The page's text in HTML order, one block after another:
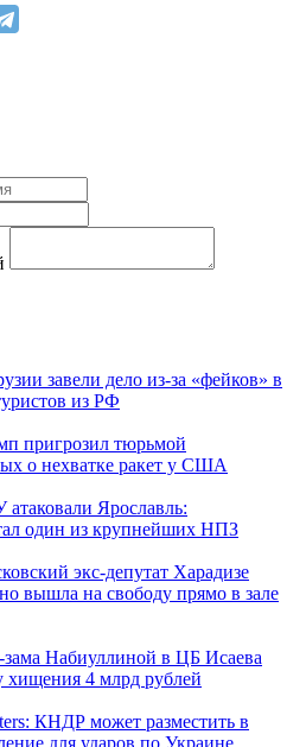
завели дело из-за «фейков» в
из РФ
пригрозил тюрьмой
о нехватке ракет у США
Ярославль:
один из крупнейших НПЗ
экс-депутат Харадизе
вышла на свободу прямо в зале
Набиуллиной в ЦБ Исаева
хищения 4 млрд рублей
КНДР может разместить в
для ударов по Украине